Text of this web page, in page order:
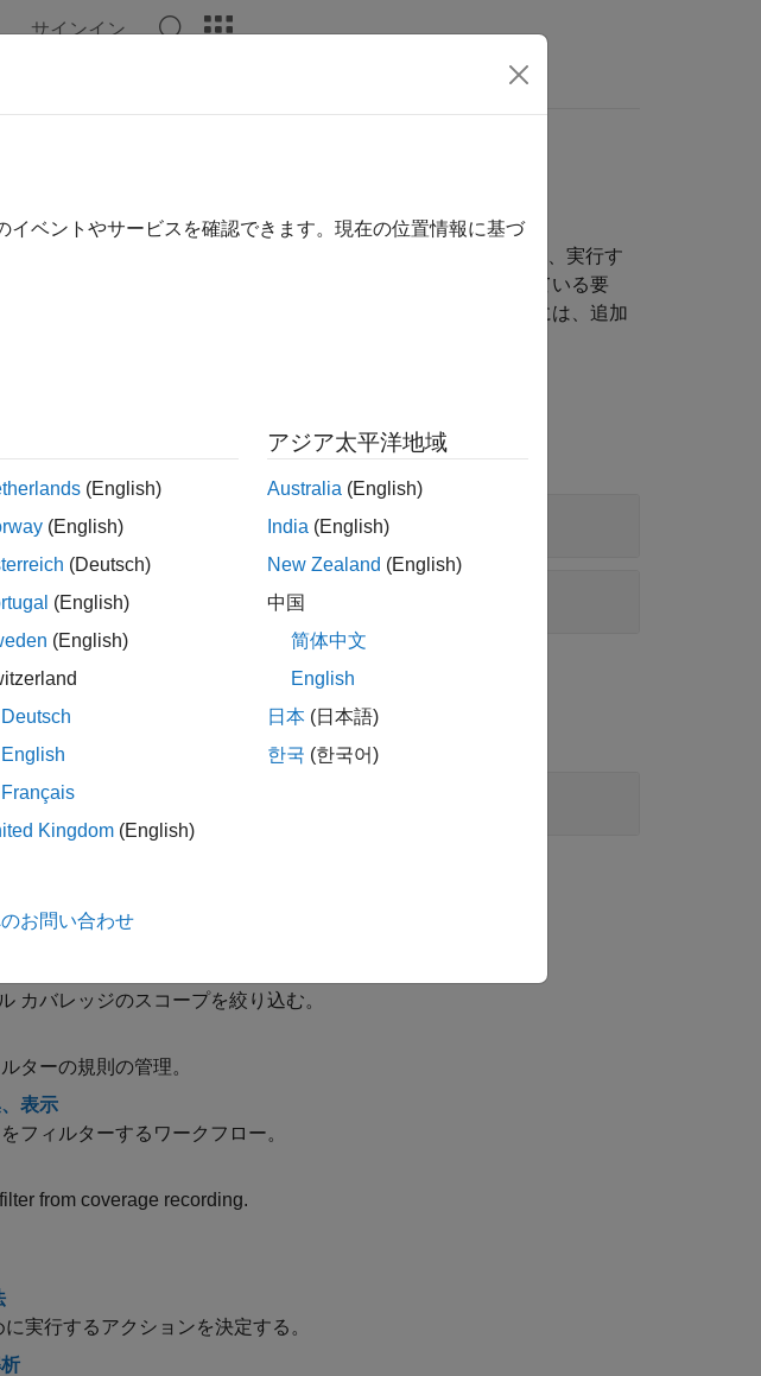
サインイン
プに対処する
結果を絞り込むには、フィルターを使用して要素を除外するか、実行す
す。残りのカバレッジ ギャップは、不十分なテスト、不足している要
性があります。これらのカバレッジ ギャップに対処するためには、追加
の作成
カバレッジのスコープを絞り込む。
ターの規則の管理。
表示
フィルターするワークフロー。
from coverage recording.
実行するアクションを決定する。
ベントやサービスを確認できます。現在の位置情報に基づ
(English)
(English)
(Deutsch)
(English)
(English)
Deutsch
English
Français
Kingdom (English)
アジア太平洋地域
Australia (English)
India (English)
New Zealand (English)
中国
简体中文
English
日本 (日本語)
한국 (한국어)
お問い合わせ